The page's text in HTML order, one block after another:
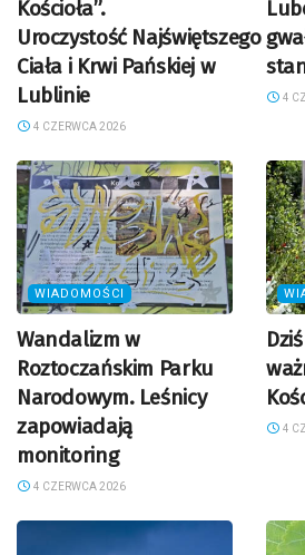
Kościoła”.
Uroczystość Najświętszego
Ciała i Krwi Pańskiej w
Lublinie
4 CZERWCA 2026
4
WIADOMOŚCI
Wandalizm w
Roztoczańskim Parku
Narodowym. Leśnicy
zapowiadają
monitoring
4 CZERWCA 2026
4